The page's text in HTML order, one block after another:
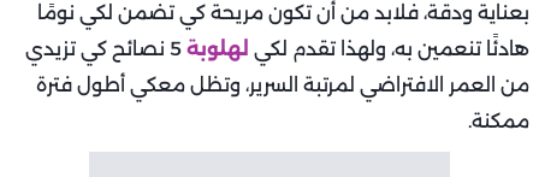
بعناية ودقة، فلابد من أن تكون مريحة كي تضمن لكي نومًا
هادئًا تنعمين به، ولهذا تقدم لكي لهلوبة
5 نصائح كي تزيدي
من العمر الافتراضي لمرتبة السرير، وتظل معكي أطول فترة
ممكنة.